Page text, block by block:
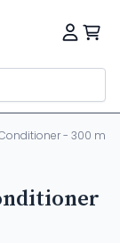
- 300 ml